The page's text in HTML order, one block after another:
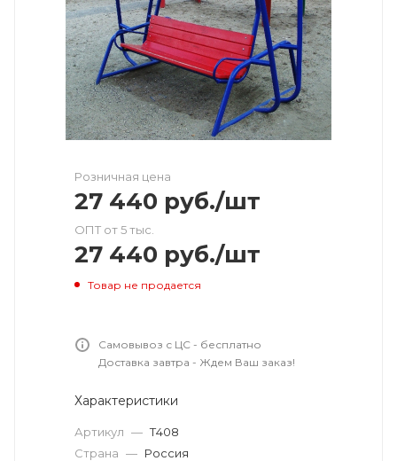
Розничная цена
27 440 руб./шт
ОПТ от 5 тыс.
27 440 руб./шт
Товар не продается
Самовывоз с ЦС - бесплатно
Доставка завтра - Ждем Ваш заказ!
Характеристики
Артикул — Т408
Страна — Россия